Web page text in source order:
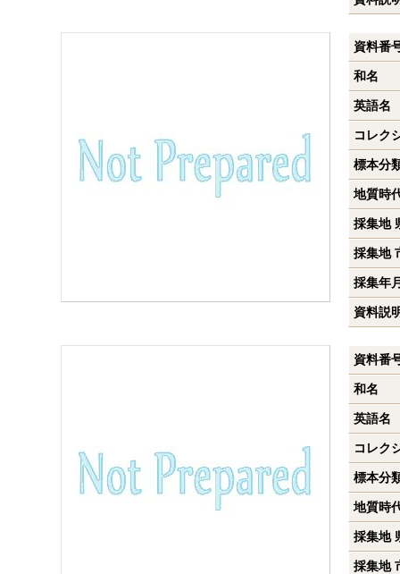
資料番
和名
英語名
コレク
標本分
地質時
採集地
採集地
採集年
資料説
資料番
和名
英語名
コレク
標本分
地質時
採集地
採集地